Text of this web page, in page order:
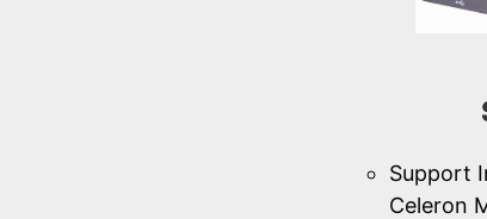
Support
Celeron